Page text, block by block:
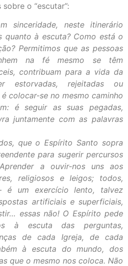
o “escutar”:
sinceridade, neste itinerário
quanto à escuta? Como está o
Permitimos que as pessoas
na fé mesmo se têm
contribuam para a vida da
estorvadas, rejeitadas ou
colocar-se no mesmo caminho
é seguir as suas pegadas,
juntamente com as palavras
que o Espírito Santo sopra
para sugerir percursos
a ouvir-nos uns aos
religiosos e leigos; todos,
é um exercício lento, talvez
artificiais e superficiais,
essas não! O Espírito pede
à escuta das perguntas,
de cada Igreja, de cada
à escuta do mundo, dos
que o mesmo nos coloca. Não